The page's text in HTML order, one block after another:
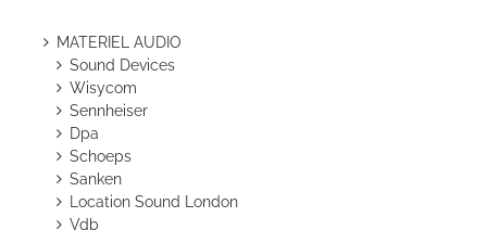
MATERIEL AUDIO
Sound Devices
Wisycom
Sennheiser
Dpa
Schoeps
Sanken
Location Sound London
Vdb